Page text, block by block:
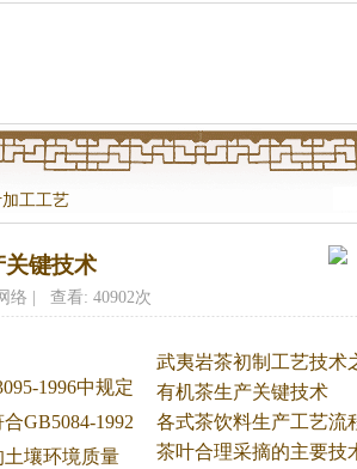
工工艺
键技术
络 | 查看: 40902次
武夷岩茶初制工艺技术
艺
有机茶生产关键技术
各式茶饮料生产工艺流
茶叶合理采摘的主要技
1996中规定
GB5084-1992
壤环境质量